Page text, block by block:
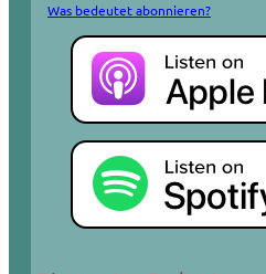
Was bedeutet abonnieren?